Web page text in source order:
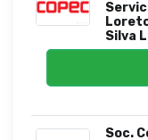
Silva
Soc.